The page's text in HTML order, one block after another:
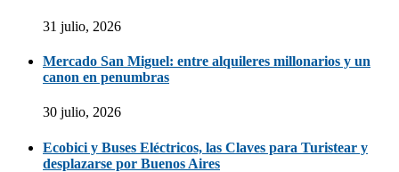
31 julio, 2026
Mercado San Miguel: entre alquileres millonarios y un
canon en penumbras
30 julio, 2026
Ecobici y Buses Eléctricos, las Claves para Turistear y
desplazarse por Buenos Aires